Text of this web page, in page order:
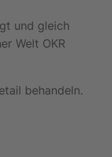
und gleich
Welt OKR
behandeln.